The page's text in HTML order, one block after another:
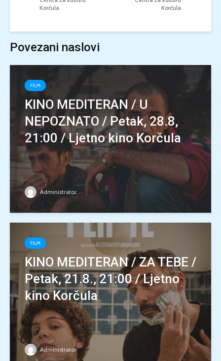
Korčula
Korčula
Povezani naslovi
FILM
KINO MEDITERAN / U
NEPOZNATO / Petak, 28.8,
21:00 / Ljetno kino Korčula
Administrator
FILM
KINO MEDITERAN / ZA TEBE /
Petak, 21.8., 21:00 / Ljetno
kino Korčula
Administrator